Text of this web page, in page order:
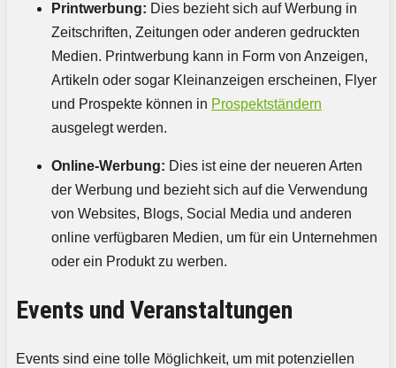
Printwerbung: Dies bezieht sich auf Werbung in
Zeitschriften, Zeitungen oder anderen gedruckten
Medien. Printwerbung kann in Form von Anzeigen,
Artikeln oder sogar Kleinanzeigen erscheinen, Flyer
und Prospekte können in Prospektständern
ausgelegt werden.
Online-Werbung: Dies ist eine der neueren Arten
der Werbung und bezieht sich auf die Verwendung
von Websites, Blogs, Social Media und anderen
online verfügbaren Medien, um für ein Unternehmen
oder ein Produkt zu werben.
Events und Veranstaltungen
Events sind eine tolle Möglichkeit, um mit potenziellen